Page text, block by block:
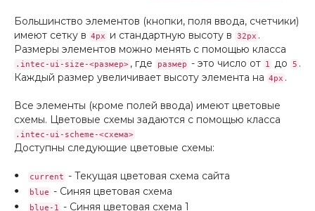
Большинство элементов (кнопки, поля ввода, счетчики)
имеют сетку в 4px и стандартную высоту в 32px .
Размеры элементов можно менять с помощью класса
.intec-ui-size-<размер> , где размер - это число от 1 до 5 .
Каждый размер увеличивает высоту элемента на 4px .
Все элементы (кроме полей ввода) имеют цветовые
схемы. Цветовые схемы задаются с помощью класса
.intec-ui-scheme-<схема>
Доступны следующие цветовые схемы:
current - Текущая цветовая схема сайта
blue - Синяя цветовая схема
blue-1 - Синяя цветовая схема 1